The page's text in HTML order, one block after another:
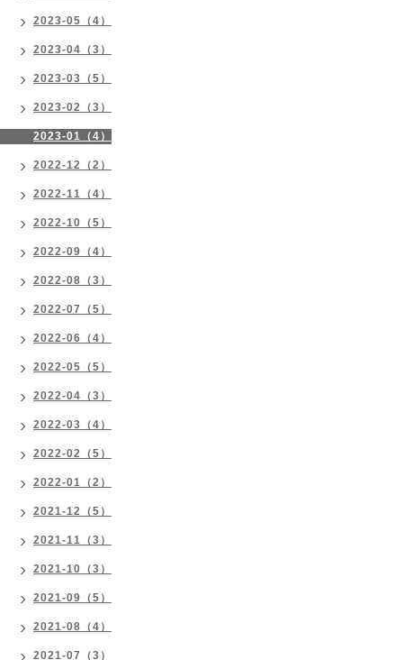
2023-05（4）
2023-04（3）
2023-03（5）
2023-02（3）
2023-01（4）
2022-12（2）
2022-11（4）
2022-10（5）
2022-09（4）
2022-08（3）
2022-07（5）
2022-06（4）
2022-05（5）
2022-04（3）
2022-03（4）
2022-02（5）
2022-01（2）
2021-12（5）
2021-11（3）
2021-10（3）
2021-09（5）
2021-08（4）
2021-07（3）